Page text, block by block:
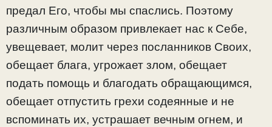
предал Его, чтобы мы спаслись. Поэтому
различным образом привлекает нас к Себе,
увещевает, молит через посланников Своих,
обещает блага, угрожает злом, обещает
подать помощь и благодать обращающимся,
обещает отпустить грехи содеянные и не
вспоминать их, устрашает вечным огнем, и